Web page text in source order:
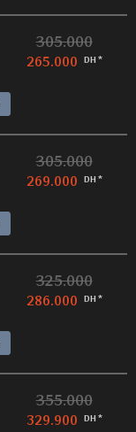
305.000
265.000 DH *
305.000
269.000 DH *
325.000
286.000 DH *
355.000
329.900 DH *